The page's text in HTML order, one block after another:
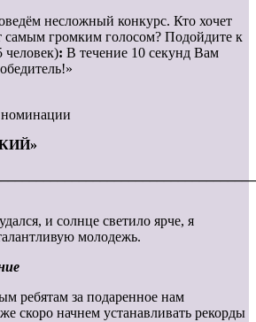
несложный конкурс. Кто хочет
самым громким голосом? Подойдите к
: В течение 10 секунд Вам
номинации
и солнце светило ярче, я
молодежь.
ребятам за подаренное нам
скоро начнем устанавливать рекорды